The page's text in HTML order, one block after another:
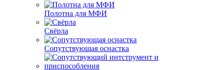
Полотна для МФИ
Свёрла
Сопутствующая оснастка